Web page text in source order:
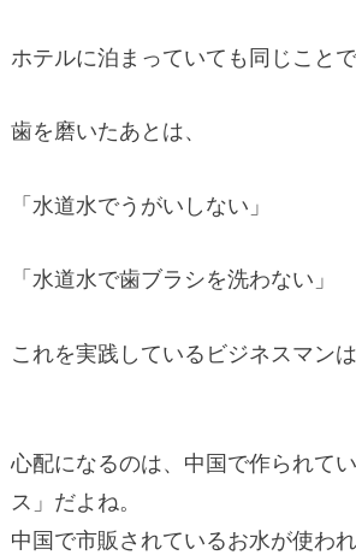
ホテルに泊まっていても同じことで
歯を磨いたあとは、
「水道水でうがいしない」
「水道水で歯ブラシを洗わない」
これを実践しているビジネスマンは
心配になるのは、中国で作られて
ス」だよね。
中国で市販されているお水が使わ